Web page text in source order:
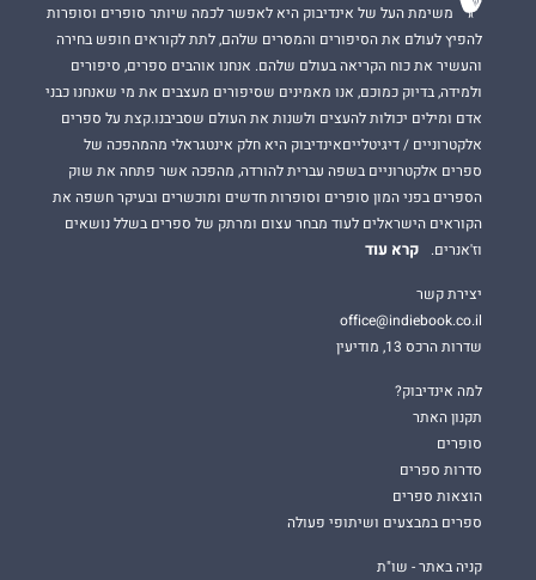
משימת העל של אינדיבוק היא לאפשר לכמה שיותר סופרים וסופרות
להפיץ לעולם את הסיפורים והמסרים שלהם, לתת לקוראים חופש בחירה
והעשיר את כוח הקריאה בעולם שלהם. אנחנו אוהבים ספרים, סיפורים
ולמידה, בדיוק כמוכם, אנו מאמינים שסיפורים מעצבים את מי שאנחנו כבני
אדם ומילים יכולות להעצים ולשנות את העולם שסביבנו.קצת על ספרים
אלקטרוניים / דיגיטלייםאינדיבוק היא חלק אינטגראלי מהמהפכה של
ספרים אלקטרוניים בשפה עברית להורדה, מהפכה אשר פתחה את שוק
הספרים בפני המון סופרים וסופרות חדשים ומוכשרים ובעיקר חשפה את
הקוראים הישראלים לעוד מבחר עצום ומרתק של ספרים בשלל נושאים
וז'אנרים.
קרא עוד
יצירת קשר
office@indiebook.co.il
שדרות הרכס 13, מודיעין
למה אינדיבוק?
תקנון האתר
סופרים
סדרות ספרים
הוצאות ספרים
ספרים במבצעים ושיתופי פעולה
קניה באתר - שו"ת